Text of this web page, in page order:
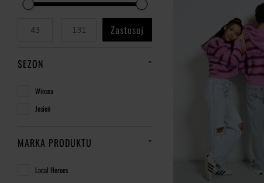
Zastosuj
SEZON
Wiosna
Jesień
MARKA PRODUKTU
Local Heroes